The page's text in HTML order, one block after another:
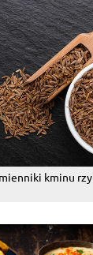
kminu